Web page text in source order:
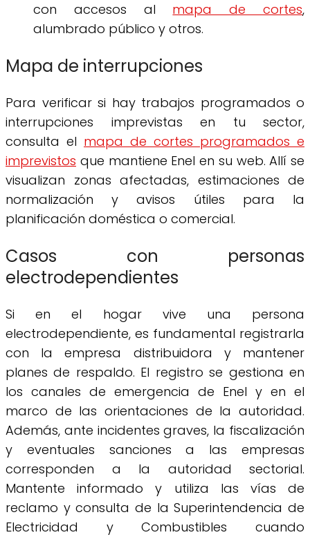
con accesos al mapa de cortes,
alumbrado público y otros.
Mapa de interrupciones
Para verificar si hay trabajos programados o
interrupciones imprevistas en tu sector,
consulta el mapa de cortes programados e
imprevistos que mantiene Enel en su web. Allí se
visualizan zonas afectadas, estimaciones de
normalización y avisos útiles para la
planificación doméstica o comercial.
Casos con personas
electrodependientes
Si en el hogar vive una persona
electrodependiente, es fundamental registrarla
con la empresa distribuidora y mantener
planes de respaldo. El registro se gestiona en
los canales de emergencia de Enel y en el
marco de las orientaciones de la autoridad.
Además, ante incidentes graves, la fiscalización
y eventuales sanciones a las empresas
corresponden a la autoridad sectorial.
Mantente informado y utiliza las vías de
reclamo y consulta de la Superintendencia de
Electricidad y Combustibles cuando